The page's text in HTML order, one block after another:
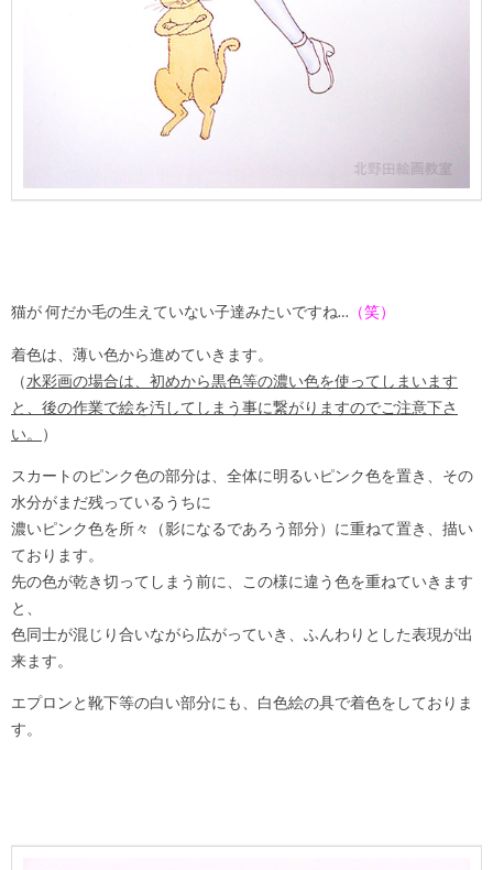
猫が 何だか毛の生えていない子達みたいですね… （笑）
着色は、薄い色から進めていきます。
（水彩画の場合は、初めから黒色等の濃い色を使ってしまいます
と、後の作業で絵を汚してしまう事に繋がりますのでご注意下さ
い。
）
スカートのピンク色の部分は、全体に明るいピンク色を置き、その
水分がまだ残っているうちに
濃いピンク色を所々（影になるであろう部分）に重ねて置き、描い
ております。
先の色が乾き切ってしまう前に、この様に違う色を重ねていきます
と、
色同士が混じり合いながら広がっていき、ふんわりとした表現が出
来ます。
エプロンと靴下等の白い部分にも、白色絵の具で着色をしておりま
す。